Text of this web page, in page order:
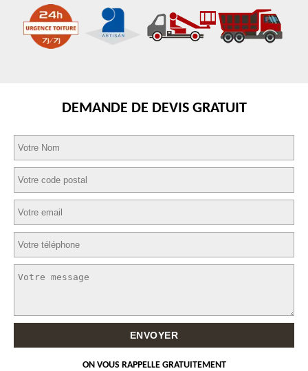
DEMANDE DE DEVIS GRATUIT
ON VOUS RAPPELLE GRATUITEMENT